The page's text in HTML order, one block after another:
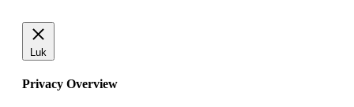
Luk
Privacy Overview